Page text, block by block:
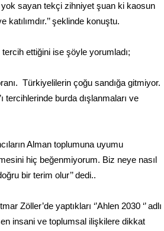
sayan tekçi zihniyet şuan ki kaosun
şeklinde konuştu.
tercih ettiğini ise şöyle yorumladı;
Türkiyelilerin çoğu sandığa gitmiyor.
tercihlerinde burda dışlanmaları ve
Alman toplumuna uyumu
hiç beğenmiyorum. Biz neye nasıl
bir terim olur’’ dedi..
Zöller’de yaptıkları ‘’Ahlen 2030 ‘’ adlı
insani ve toplumsal ilişkilere dikkat